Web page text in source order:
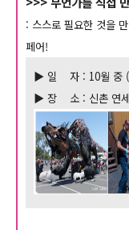
: 스스로 필요한 것을
페어!
▶ 일 자 : 10월 중 (9
▶ 장 소 : 신촌 연세